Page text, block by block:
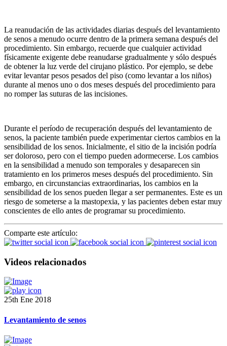
La reanudación de las actividades diarias después del levantamiento
de senos a menudo ocurre dentro de la primera semana después del
procedimiento. Sin embargo, recuerde que cualquier actividad
físicamente exigente debe reanudarse gradualmente y sólo después
de obtener la luz verde del cirujano plástico. Por ejemplo, se debe
evitar levantar pesos pesados del piso (como levantar a los niños)
durante al menos uno o dos meses después del procedimiento para
no romper las suturas de las incisiones.
Durante el período de recuperación después del levantamiento de
senos, la paciente también puede experimentar ciertos cambios en la
sensibilidad de los senos. Inicialmente, el sitio de la incisión podría
ser doloroso, pero con el tiempo pueden adormecerse. Los cambios
en la sensibilidad a menudo son temporales y desaparecen sin
tratamiento en los primeros meses después del procedimiento. Sin
embargo, en circunstancias extraordinarias, los cambios en la
sensibilidad de los senos pueden llegar a ser permanentes. Este es un
riesgo de someterse a la mastopexia, y las pacientes deben estar muy
conscientes de ello antes de programar su procedimiento.
Comparte este artículo:
Videos relacionados
25th Ene 2018
Levantamiento de senos